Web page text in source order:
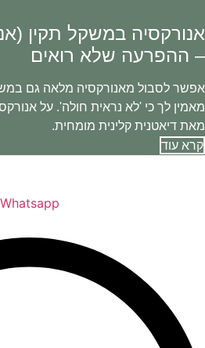
אנורקסיה במשקל תקין
– ההפרעה שלא רואים
אפשר לסבול מאנורקסיה מלאה גם
מאמין לך כי 'לא נראית חולה'. על
מאת דיאטנית קלינית מומחית.
קרא עוד
Whatsapp